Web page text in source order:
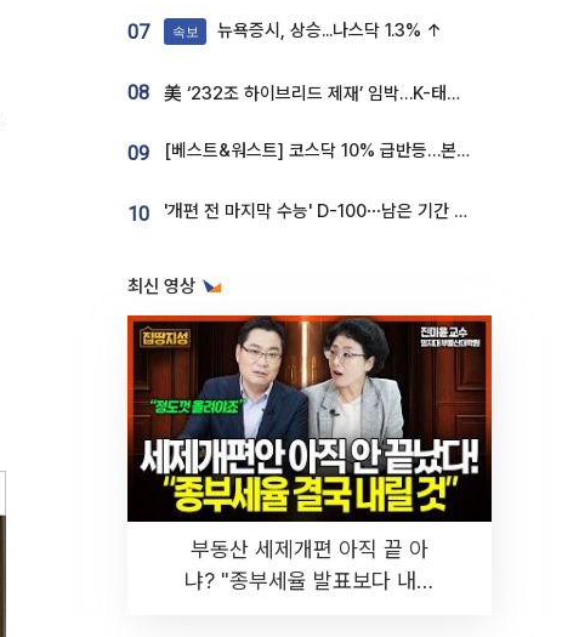
07 속보 뉴욕증시, 상승...나스닥 1.3% ↑
08 美 ‘232조 하이브리드 제재’ 임박…K-태양광, 불확실성 털고 날개 다나
09 [베스트&워스트] 코스닥 10% 급반등…본느, 최대주주 변경 기대에 270% 폭등
10 '개편 전 마지막 수능' D-100⋯남은 기간 성적 올릴 전략은
최신 영상
부동산 세제개편 아직 끝 아
냐? "종부세율 발표보다 내릴